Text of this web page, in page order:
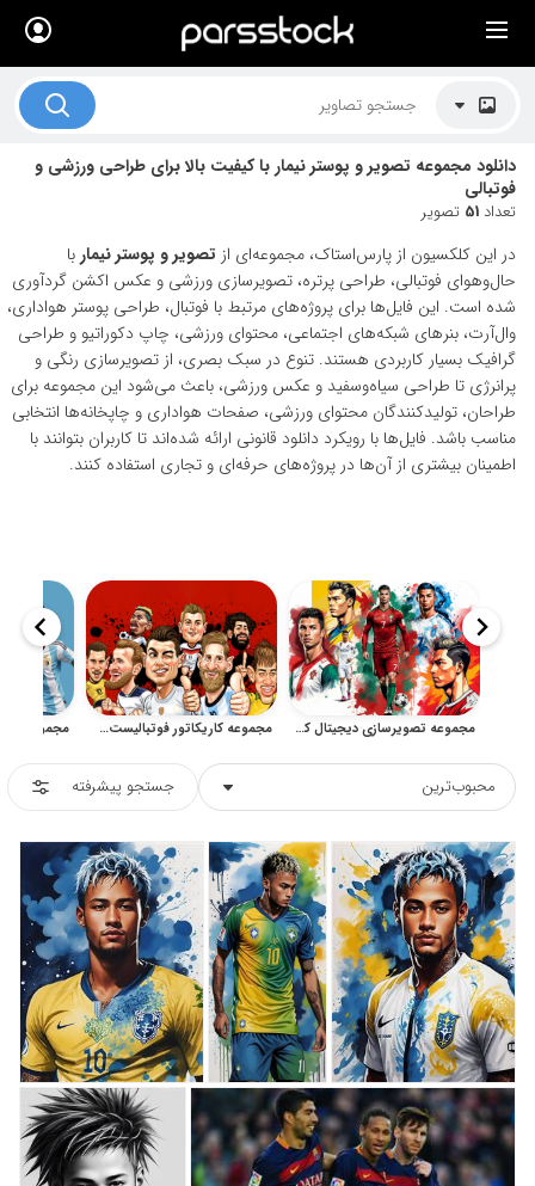
دانلود مجموعه تصویر و پوستر نیمار با کیفیت بالا برای طراحی ورزشی و
فوتبالی
تعداد 51 تصویر
در این کلکسیون از پارس‌استاک، مجموعه‌ای از تصویر و پوستر نیمار با
حال‌وهوای فوتبالی، طراحی پرتره، تصویرسازی ورزشی و عکس اکشن گردآوری
شده است. این فایل‌ها برای پروژه‌های مرتبط با فوتبال، طراحی پوستر هواداری،
وال‌آرت، بنرهای شبکه‌های اجتماعی، محتوای ورزشی، چاپ دکوراتیو و طراحی
گرافیک بسیار کاربردی هستند. تنوع در سبک بصری، از تصویرسازی رنگی و
پرانرژی تا طراحی سیاه‌وسفید و عکس ورزشی، باعث می‌شود این مجموعه برای
طراحان، تولیدکنندگان محتوای ورزشی، صفحات هواداری و چاپخانه‌ها انتخابی
مناسب باشد. فایل‌ها با رویکرد دانلود قانونی ارائه شده‌اند تا کاربران بتوانند با
اطمینان بیشتری از آن‌ها در پروژه‌های حرفه‌ای و تجاری استفاده کنند.
مجموعه تصویرسازی دیجیتال کریستیانو رونالدو برای پوستر و طراحی ورزشی مجموعه کاریکاتور فوتبالیست‌های معروف برای طراحی ورزشی
محبوب‌ترین جستجو پیشرفته
× لیست قیمت ها
موضوعات تصاویر
هنرمندان ایرانی
کسب درآمد از فروش تصاویر
021 28428845
تماس با ما
بلاگ پارس استاک